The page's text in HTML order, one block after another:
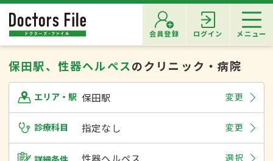
会員登録 ログイン メニュー
保田駅、性器ヘルペスのクリニック・病院
エリア・駅 保田駅 変更
診療科目 指定なし 変更
性器ヘルペス 選択